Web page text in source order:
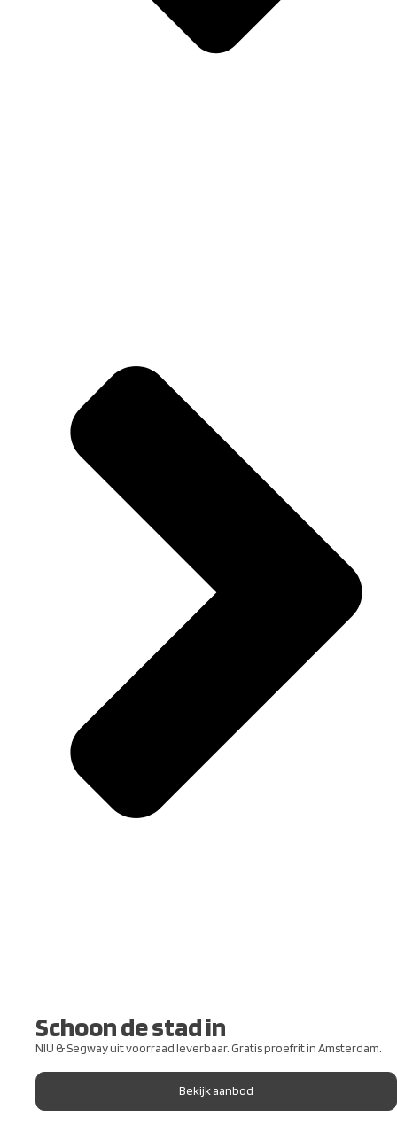
Schoon de stad in
NIU & Segway uit voorraad leverbaar. Gratis proefrit in Amsterdam.
Bekijk aanbod